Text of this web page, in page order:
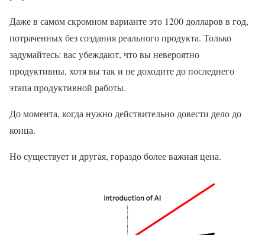
Даже в самом скромном варианте это 1200 долларов в год,
потраченных без создания реального продукта. Только
задумайтесь: вас убеждают, что вы невероятно
продуктивны, хотя вы так и не доходите до последнего
этапа продуктивной работы.
До момента, когда нужно действительно довести дело до
конца.
Но существует и другая, гораздо более важная цена.